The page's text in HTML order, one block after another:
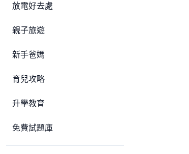
放電好去處
親子旅遊
新手爸媽
育兒攻略
升學教育
免費試題庫